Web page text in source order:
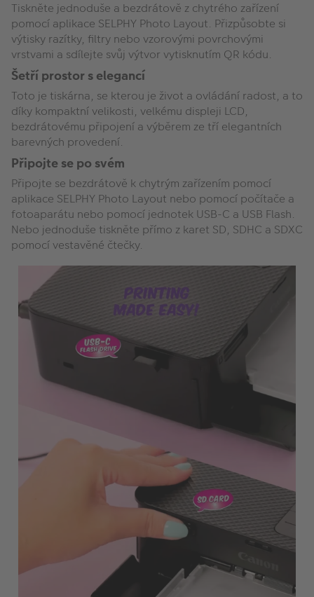
Tiskněte jednoduše a bezdrátově z chytrého zařízení
pomocí aplikace SELPHY Photo Layout. Přizpůsobte si
výtisky razítky, filtry nebo vzorovými povrchovými
vrstvami a sdílejte svůj výtvor vytisknutím QR kódu.
Šetří prostor s elegancí
Toto je tiskárna, se kterou je život a ovládání radost, a to
díky kompaktní velikosti, velkému displeji LCD,
bezdrátovému připojení a výběrem ze tří elegantních
barevných provedení.
Připojte se po svém
Připojte se bezdrátově k chytrým zařízením pomocí
aplikace SELPHY Photo Layout nebo pomocí počítače a
fotoaparátu nebo pomocí jednotek USB-C a USB Flash.
Nebo jednoduše tiskněte přímo z karet SD, SDHC a SDXC
pomocí vestavěné čtečky.